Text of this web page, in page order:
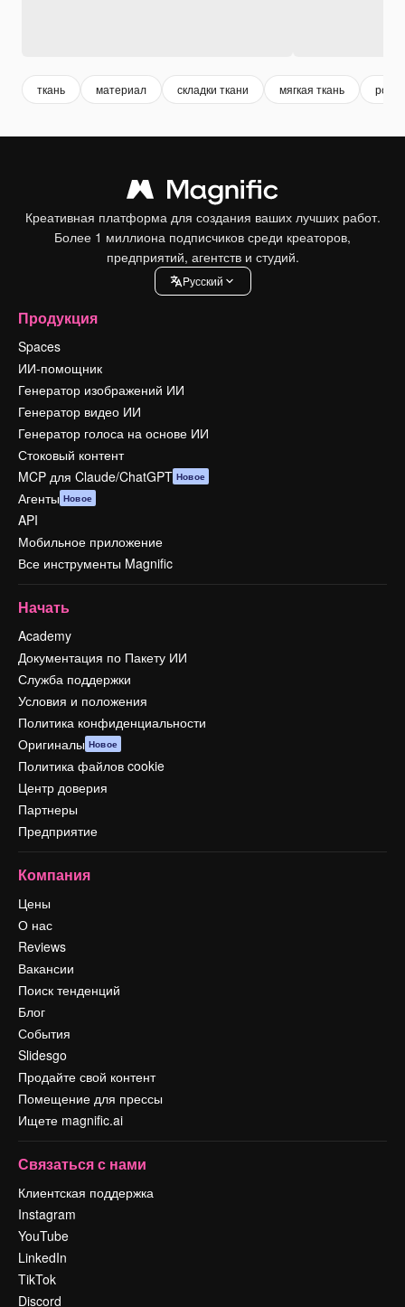
ткань материал складки ткани мягкая ткань
Креативная платформа для создания ваших лучших работ.
Более 1 миллиона подписчиков среди креаторов,
предприятий, агентств и студий.
Pусский
Продукция
Spaces
ИИ-помощник
Генератор изображений ИИ
Генератор видео ИИ
Генератор голоса на основе ИИ
Стоковый контент
MCP для Claude/ChatGPT Новое
Агенты Новое
API
Мобильное приложение
Все инструменты Magnific
Начать
Academy
Документация по Пакету ИИ
Служба поддержки
Условия и положения
Политика конфиденциальности
Оригиналы Новое
Политика файлов cookie
Центр доверия
Партнеры
Предприятие
Компания
Цены
О нас
Reviews
Вакансии
Поиск тенденций
Блог
События
Slidesgo
Продайте свой контент
Помещение для прессы
Ищете magnific.ai
Связаться с нами
Клиентская поддержка
Instagram
YouTube
LinkedIn
TikTok
Discord